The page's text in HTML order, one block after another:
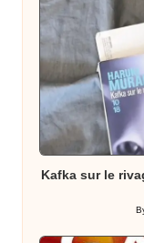
Posted
Kafka sur le